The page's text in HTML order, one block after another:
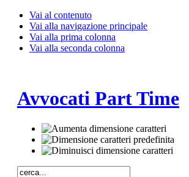
Vai al contenuto
Vai alla navigazione principale
Vai alla prima colonna
Vai alla seconda colonna
Avvocati Part Time